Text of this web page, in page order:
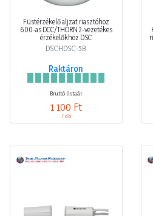
Füstérzékelő aljzat riasztóhoz
érzékelőkhöz DSC
DSCHDSC-5B
Raktáron
1 100 Ft